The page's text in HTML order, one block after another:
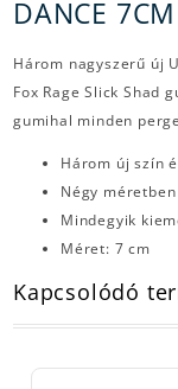
DANCE 7CM
Három nagyszerű új
Fox Rage Slick Shad
gumihal minden
Három új szín
Négy
Mindegyik
Méret: 7 cm
Kapcsolódó